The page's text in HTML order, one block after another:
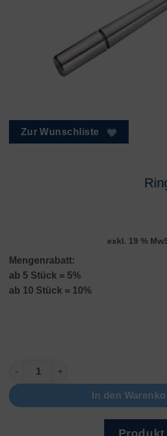
Zur Wunschliste
exkl. 19 %
Mengenrabatt:
ab 5 Stück = 5%
ab 10 Stück = 10%
Ringriegel ohne Nut Menge
In den